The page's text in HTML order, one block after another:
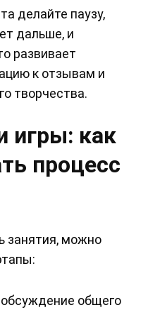
делайте паузу,
дальше, и
развивает
к отзывам и
творчества.
игры: как
процесс
занятия, можно
общего